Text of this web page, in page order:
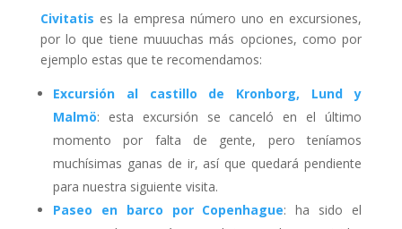
Civitatis es la empresa número uno en excursiones,
por lo que tiene muuuchas más opciones, como por
ejemplo estas que te recomendamos:
Excursión al castillo de Kronborg, Lund y
Malmö: esta excursión se canceló en el último
momento por falta de gente, pero teníamos
muchísimas ganas de ir, así que quedará pendiente
para nuestra siguiente visita.
Paseo en barco por Copenhague: ha sido el